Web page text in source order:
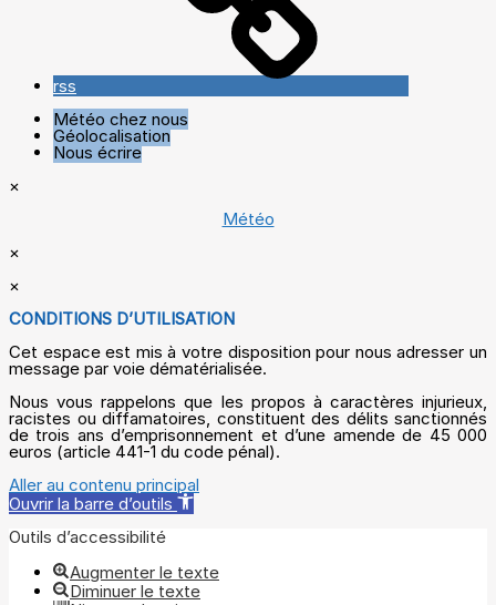
rss
Météo chez nous
Géolocalisation
Nous écrire
×
Météo
×
×
CONDITIONS D’UTILISATION
Cet espace est mis à votre disposition pour nous adresser un
message par voie dématérialisée.
Nous vous rappelons que les propos à caractères injurieux,
racistes ou diffamatoires, constituent des délits sanctionnés
de trois ans d’emprisonnement et d’une amende de 45 000
euros (article 441-1 du code pénal).
Aller au contenu principal
Ouvrir la barre d’outils
Outils d’accessibilité
Augmenter le texte
Diminuer le texte